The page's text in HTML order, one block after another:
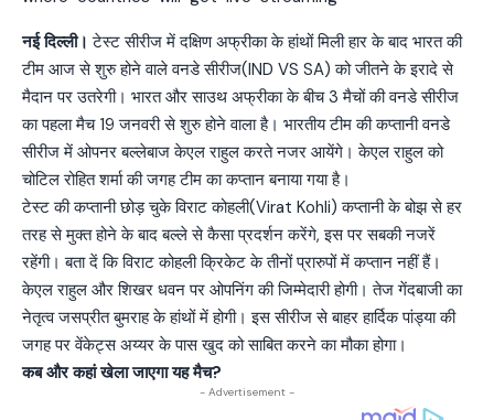
नई दिल्ली। टेस्ट सीरीज में दक्षिण अफ्रीका के हांथों मिली हार के बाद भारत की
टीम आज से शुरु होने वाले वनडे सीरीज(IND VS SA) को जीतने के इरादे से
मैदान पर उतरेगी। भारत और साउथ अफ्रीका के बीच 3 मैचों की वनडे सीरीज
का पहला मैच 19 जनवरी से शुरु होने वाला है। भारतीय टीम की कप्तानी वनडे
सीरीज में ओपनर बल्लेबाज केएल राहुल करते नजर आयेंगे। केएल राहुल को
चोटिल रोहित शर्मा की जगह टीम का कप्तान बनाया गया है।
टेस्ट की कप्तानी छोड़ चुके विराट कोहली(Virat Kohli) कप्तानी के बोझ से हर
तरह से मुक्त होने के बाद बल्ले से कैसा प्रदर्शन करेंगे, इस पर सबकी नजरें
रहेंगी। बता दें कि विराट कोहली क्रिकेट के तीनों प्रारुपों में कप्तान नहीं हैं।
केएल राहुल और शिखर धवन पर ओपनिंग की जिम्मेदारी होगी। तेज गेंदबाजी का
नेतृत्व जसप्रीत बुमराह के हांथों में होगी। इस सीरीज से बाहर हार्दिक पांड्या की
जगह पर वेंकेट्स अय्यर के पास खुद को साबित करने का मौका होगा।
कब और कहां खेला जाएगा यह मैच?
- Advertisement -